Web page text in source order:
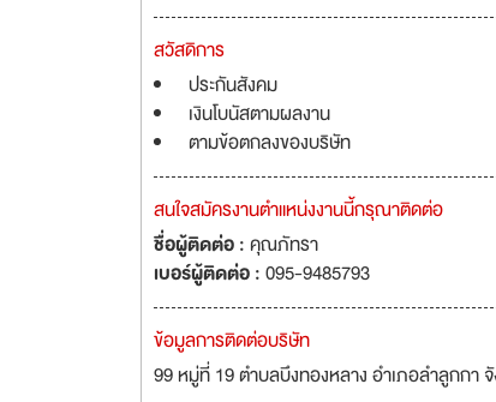
สวัสดิการ
ประกันสังคม
เงินโบนัสตามผลงาน
ตามข้อตกลงของบริษัท
สนใจสมัครงานตำแหน่งงานนี้กรุณาติดต่อ
ชื่อผู้ติดต่อ :คุณภัทรา
เบอร์ผู้ติดต่อ :095-9485793
ข้อมูลการติดต่อบริษัท
99 หมู่ที่ 19 ตำบลบึงทองหลาง อำเภอลำลูกกา